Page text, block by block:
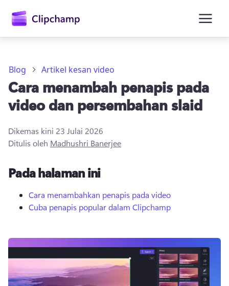
utama
Cuba secara percuma
Blog Artikel kesan video
Cara menambah penapis pada
video dan persembahan slaid
Dikemas kini 23 Julai 2026
Ditulis oleh Madhushri Banerjee
Pada halaman ini
Cara menambahkan penapis pada video
Cuba penapis popular dalam Clipchamp